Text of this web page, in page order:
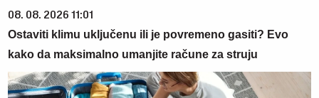
08. 08. 2026 11:01
Ostaviti klimu uključenu ili je povremeno gasiti? Evo
kako da maksimalno umanjite račune za struju